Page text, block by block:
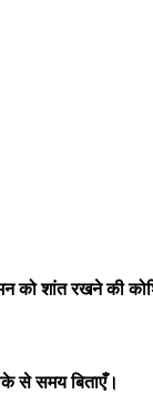
को शांत रखने की
से समय बिताएँ।